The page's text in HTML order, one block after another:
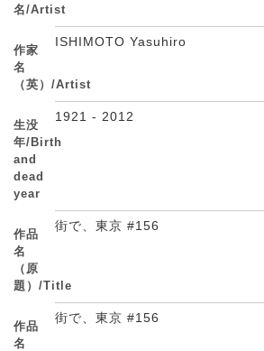
名/Artist
作家
名
（英）/Artist
ISHIMOTO Yasuhiro
生没
年/Birth
and
dead
year
1921 - 2012
作品
名
（原
題）/Title
街で、東京 #156
作品
名
街で、東京 #156